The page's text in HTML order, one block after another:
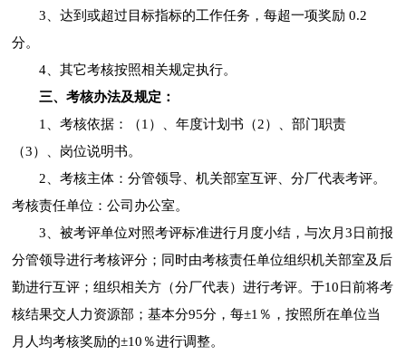
3、达到或超过目标指标的工作任务，每超一项奖励 0.2
分。
4、其它考核按照相关规定执行。
三、考核办法及规定：
1、考核依据：（1）、年度计划书（2）、部门职责
（3）、岗位说明书。
2、考核主体：分管领导、机关部室互评、分厂代表考评。
考核责任单位：公司办公室。
3、被考评单位对照考评标准进行月度小结，与次月3日前报
分管领导进行考核评分；同时由考核责任单位组织机关部室及后
勤进行互评；组织相关方（分厂代表）进行考评。于10日前将考
核结果交人力资源部；基本分95分，每±1％，按照所在单位当
月人均考核奖励的±10％进行调整。